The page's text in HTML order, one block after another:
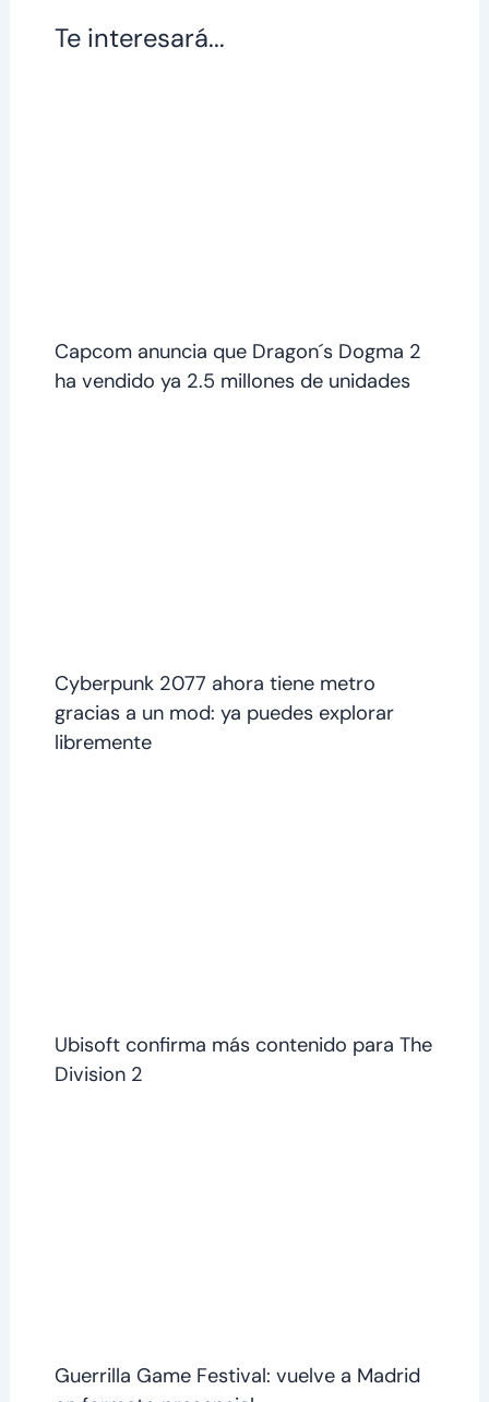
Te interesará...
Capcom anuncia que Dragon´s Dogma 2
ha vendido ya 2.5 millones de unidades
Cyberpunk 2077 ahora tiene metro
gracias a un mod: ya puedes explorar
libremente
Ubisoft confirma más contenido para The
Division 2
Guerrilla Game Festival: vuelve a Madrid